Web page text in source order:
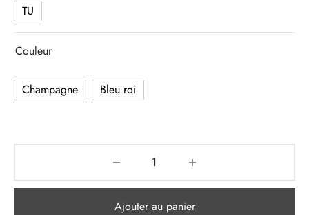
TU
Couleur
Champagne Bleu roi
Ajouter au panier